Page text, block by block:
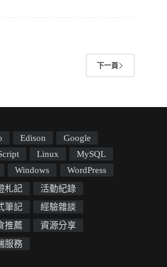
下一頁
Edison
Google
Linux
MySQL
Windows
WordPress
札記
活動紀錄
筆記
經驗雜談
推薦
資源分享
服務